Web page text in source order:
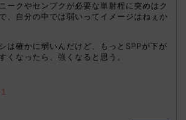
ークやセンプクが必要な単射程に突めはク
、自分の中では弱いってイメージはねぇか
は確かに弱いんだけど、もっとSPPが下が
くなったら、強くなると思う。